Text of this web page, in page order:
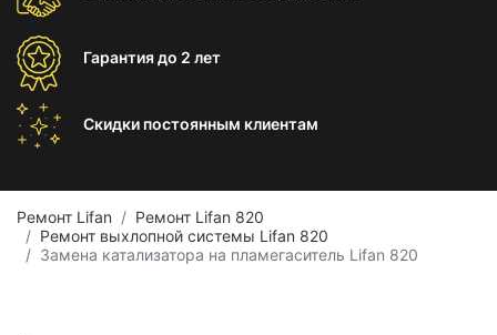
Гарантиядо 2 лет
Скидки постоянным клиентам
Ремонт Lifan
Ремонт Lifan 820
Ремонт выхлопной системы Lifan 820
Замена катализатора на пламегаситель Lifan 820